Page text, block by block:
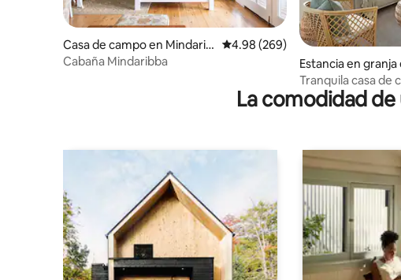
Casa de campo en Mindarib
ba
Calificación promedio: 4.98 de
4.98 (269)
Cabaña Mindaribba
Estancia en granja
reek
Tranquila casa de
de 1 dormitorio
La comodidad